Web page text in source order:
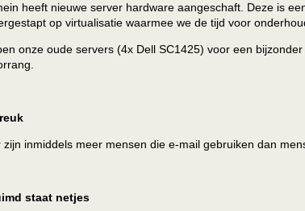
heeft nieuwe server hardware aangeschaft. Deze is
op virtualisatie waarmee we de tijd voor
onze oude servers (4x Dell SC1425) voor een
zijn inmiddels meer mensen die e-mail gebruiken dan
staat netjes